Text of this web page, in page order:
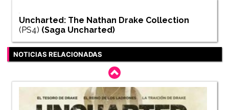
Uncharted: The Nathan Drake Collection
(PS4) (Saga Uncharted)
NOTICIAS RELACIONADAS